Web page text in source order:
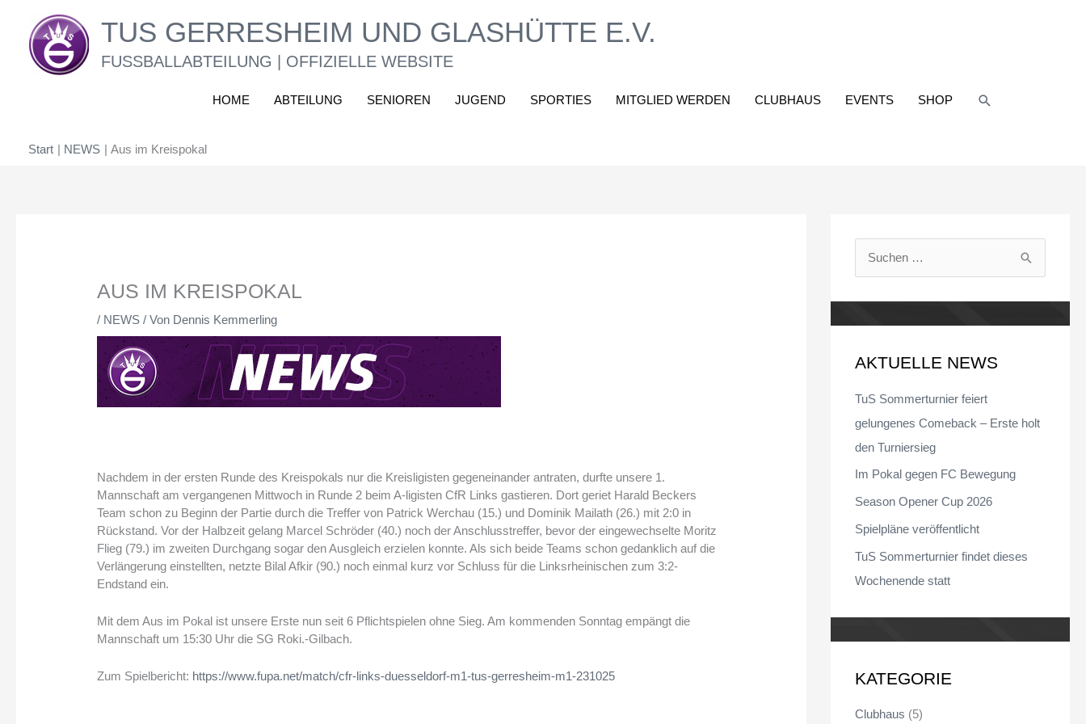
springen
TUS GERRESHEIM UND GLASHÜTTE E.V.
FUSSBALLABTEILUNG | OFFIZIELLE WEBSITE
HOME ABTEILUNG SENIOREN JUGEND SPORTIES MITGLIED WERDEN CLUBHAUS EVENTS SHOP Suchen
Start NEWS Aus im Kreispokal
AUS IM KREISPOKAL
/ NEWS / Von Dennis Kemmerling
Nachdem in der ersten Runde des Kreispokals nur die Kreisligisten gegeneinander antraten, durfte unsere 1.
Mannschaft am vergangenen Mittwoch in Runde 2 beim A-ligisten CfR Links gastieren. Dort geriet Harald Beckers
Team schon zu Beginn der Partie durch die Treffer von Patrick Werchau (15.) und Dominik Mailath (26.) mit 2:0 in
Rückstand. Vor der Halbzeit gelang Marcel Schröder (40.) noch der Anschlusstreffer, bevor der eingewechselte Moritz
Flieg (79.) im zweiten Durchgang sogar den Ausgleich erzielen konnte. Als sich beide Teams schon gedanklich auf die
Verlängerung einstellten, netzte Bilal Afkir (90.) noch einmal kurz vor Schluss für die Linksrheinischen zum 3:2-
Endstand ein.
Mit dem Aus im Pokal ist unsere Erste nun seit 6 Pflichtspielen ohne Sieg. Am kommenden Sonntag empängt die
Mannschaft um 15:30 Uhr die SG Roki.-Gilbach.
Zum Spielbericht: https://www.fupa.net/match/cfr-links-duesseldorf-m1-tus-gerresheim-m1-231025
e
n
a
c
h
:
AKTUELLE NEWS
TuS Sommerturnier feiert
gelungenes Comeback – Erste holt
den Turniersieg
Im Pokal gegen FC Bewegung
Season Opener Cup 2026
Spielpläne veröffentlicht
TuS Sommerturnier findet dieses
Wochenende statt
KATEGORIE
Clubhaus (5)